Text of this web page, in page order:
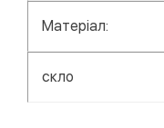
Матеріал:
скло